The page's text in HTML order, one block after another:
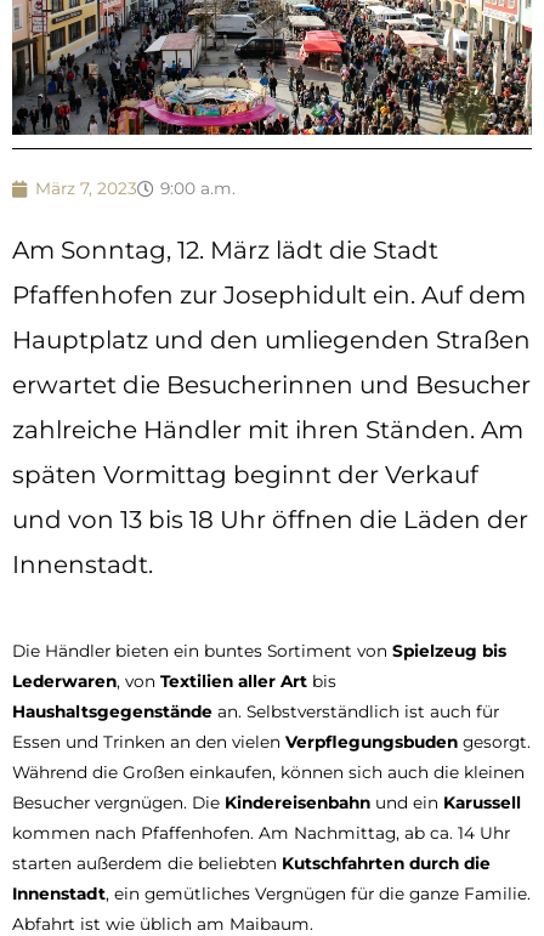
März 7, 2023 9:00 a.m.
Am Sonntag, 12. März lädt die Stadt
Pfaffenhofen zur Josephidult ein. Auf dem
Hauptplatz und den umliegenden Straßen
erwartet die Besucherinnen und Besucher
zahlreiche Händler mit ihren Ständen. Am
späten Vormittag beginnt der Verkauf
und von 13 bis 18 Uhr öffnen die Läden der
Innenstadt.
Die Händler bieten ein buntes Sortiment von Spielzeug bis
Lederwaren, von Textilien aller Art bis
Haushaltsgegenstände an. Selbstverständlich ist auch für
Essen und Trinken an den vielen Verpflegungsbuden gesorgt.
Während die Großen einkaufen, können sich auch die kleinen
Besucher vergnügen. Die Kindereisenbahn und ein Karussell
kommen nach Pfaffenhofen. Am Nachmittag, ab ca. 14 Uhr
starten außerdem die beliebten Kutschfahrten durch die
Innenstadt, ein gemütliches Vergnügen für die ganze Familie.
Abfahrt ist wie üblich am Maibaum.